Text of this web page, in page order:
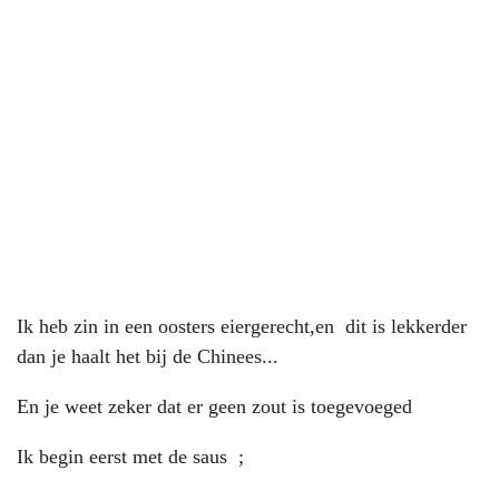
Ik heb zin in een oosters eiergerecht,en dit is lekkerder
dan je haalt het bij de Chinees...
En je weet zeker dat er geen zout is toegevoeged
Ik begin eerst met de saus ;